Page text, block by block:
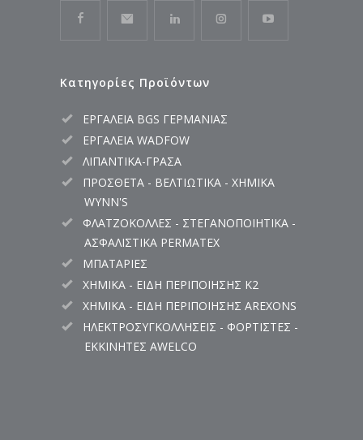
Κατηγορίες Προϊόντων
ΕΡΓΑΛΕΙΑ BGS ΓΕΡΜΑΝΙΑΣ
ΕΡΓΑΛΕΙΑ WADFOW
ΛΙΠΑΝΤΙΚΑ-ΓΡΑΣΑ
ΠΡΟΣΘΕΤΑ - ΒΕΛΤΙΩΤΙΚΑ - ΧΗΜΙΚΑ
WYNN'S
ΦΛΑΤΖΟΚΟΛΛΕΣ - ΣΤΕΓΑΝΟΠΟΙΗΤΙΚΑ -
ΑΣΦΑΛΙΣΤΙΚΑ PERMATEX
ΜΠΑΤΑΡΙΕΣ
ΧΗΜΙΚΑ - ΕΙΔΗ ΠΕΡΙΠΟΙΗΣΗΣ K2
ΧΗΜΙΚΑ - ΕΙΔΗ ΠΕΡΙΠΟΙΗΣΗΣ AREXONS
ΗΛΕΚΤΡΟΣΥΓΚΟΛΛΗΣΕΙΣ - ΦΟΡΤΙΣΤΕΣ -
ΕΚΚΙΝΗΤΕΣ AWELCO